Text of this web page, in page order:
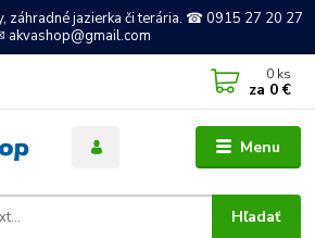
záhradné jazierka či terária. ☎ 0915 27 20 27
akvashop@gmail.com
Menu
Hľadať
0 ks
za 0 €